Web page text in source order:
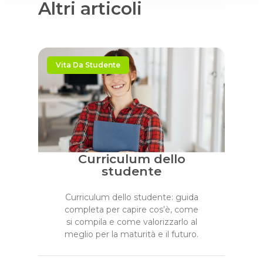
Altri articoli
Vita Da Studente
Curriculum dello
studente
Curriculum dello studente: guida
completa per capire cos’è, come
si compila e come valorizzarlo al
meglio per la maturità e il futuro.